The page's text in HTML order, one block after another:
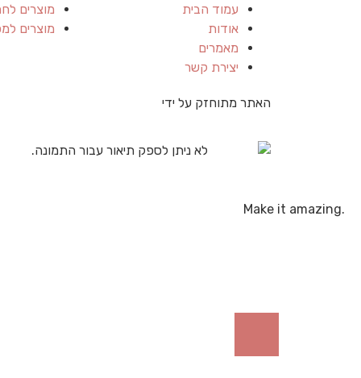
עמוד הבית
אודות
מאמרים
יצירת קשר
מוצרים
מוצרים
האתר מתוחזק על ידי
.Make it amazing